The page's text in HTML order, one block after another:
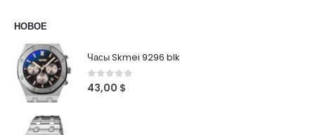
НОВОЕ
Часы Skmei 9296 blk
0 out of 5
43,00 $